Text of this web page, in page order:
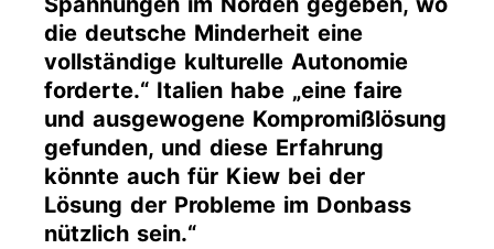
die deutsche Minderheit eine
vollständige kulturelle Autonomie
forderte.“ Italien habe „eine faire
und ausgewogene Kompromißlösung
gefunden, und diese Erfahrung
könnte auch für Kiew bei der
Lösung der Probleme im Donbass
nützlich sein.“